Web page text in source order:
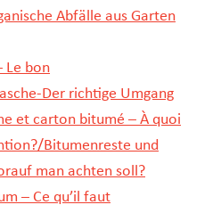
Abfälle aus Garten
Le bon
Der richtige Umgang
et carton bitumé – À quoi
Bitumenreste und
man achten soll?
– Ce qu’il faut